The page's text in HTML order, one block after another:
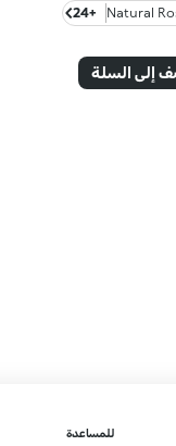
+24
إلى السلة
للمساعدة